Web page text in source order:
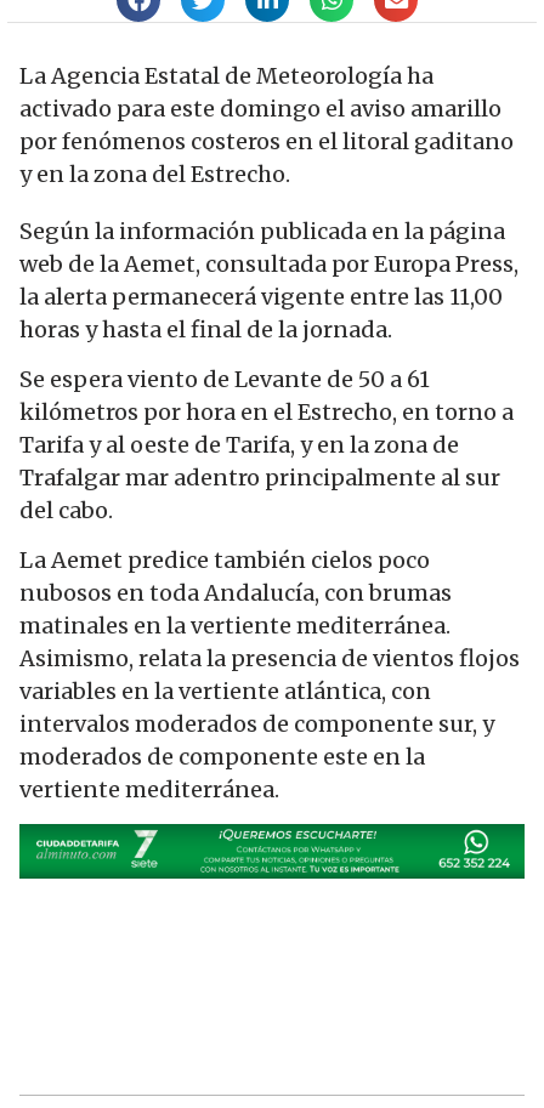
La Agencia Estatal de Meteorología ha
activado para este domingo el aviso amarillo
por fenómenos costeros en el litoral gaditano
y en la zona del Estrecho.
Según la información publicada en la página
web de la Aemet, consultada por Europa Press,
la alerta permanecerá vigente entre las 11,00
horas y hasta el final de la jornada.
Se espera viento de Levante de 50 a 61
kilómetros por hora en el Estrecho, en torno a
Tarifa y al oeste de Tarifa, y en la zona de
Trafalgar mar adentro principalmente al sur
del cabo.
La Aemet predice también cielos poco
nubosos en toda Andalucía, con brumas
matinales en la vertiente mediterránea.
Asimismo, relata la presencia de vientos flojos
variables en la vertiente atlántica, con
intervalos moderados de componente sur, y
moderados de componente este en la
vertiente mediterránea.